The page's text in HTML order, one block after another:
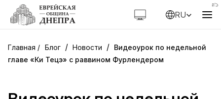
RU
Блог / Новости / Видеоурок по недельной
главе «Ки Тецэ» с раввином Фурлендером